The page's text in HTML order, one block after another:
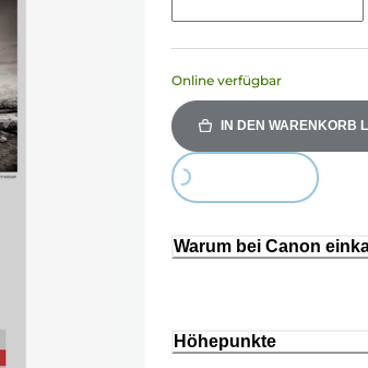
Online verfügbar
IN DEN WARENKORB
Loading...
Warum bei Canon
Höhepunkte